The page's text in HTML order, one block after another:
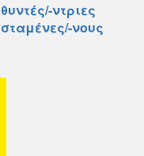
ντριες
νους